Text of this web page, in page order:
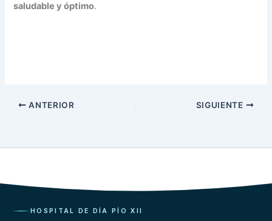
saludable y óptimo.
ANTERIOR SIGUIENTE
HOSPITAL DE DÍA PÍO XII